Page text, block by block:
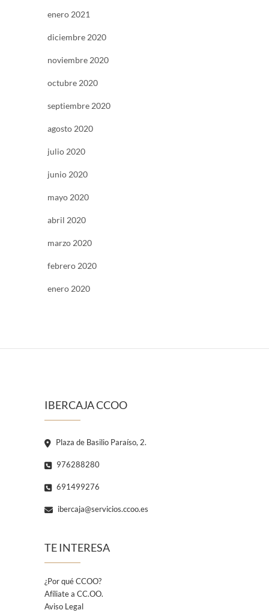
enero 2021
diciembre 2020
noviembre 2020
octubre 2020
septiembre 2020
agosto 2020
julio 2020
junio 2020
mayo 2020
abril 2020
marzo 2020
febrero 2020
enero 2020
IBERCAJA CCOO
Plaza de Basilio Paraíso, 2.
976288280
691499276
ibercaja@servicios.ccoo.es
TE INTERESA
¿Por qué CCOO?
Afíliate a CC.OO.
Aviso Legal